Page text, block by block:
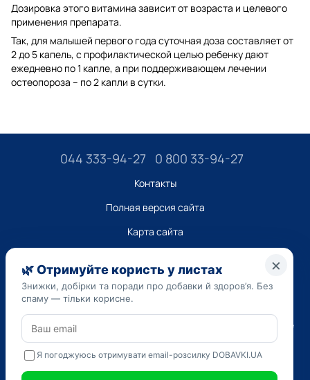
Дозировка этого витамина зависит от возраста и целевого
применения препарата.
Так, для малышей первого года суточная доза составляет от
2 до 5 капель, с профилактической целью ребенку дают
ежедневно по 1 капле, а при поддерживающем лечении
остеопороза – по 2 капли в сутки.
044 333-94-27 0 800 33-94-27
Контакты
Полная версия сайта
Карта сайта
Код ЄДРПОУ 45223262
Дата регистрации 14.09.2023
Приведенная на сайте dobavki.ua информация носит
исключительно ознакомительный характер. Не используйте
нашу информацию для диагностики и лечения. Только ваш
Лечащий врач может назначать препараты и составлять